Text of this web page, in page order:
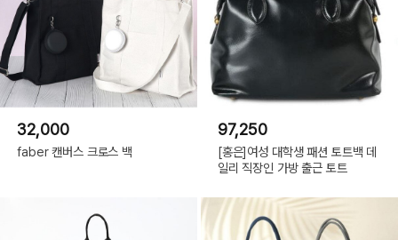
32,000
faber 캔버스 크로스 백
97,250
[홍은]여성 대학생 패션 토트백 데
일리 직장인 가방 출근 토트